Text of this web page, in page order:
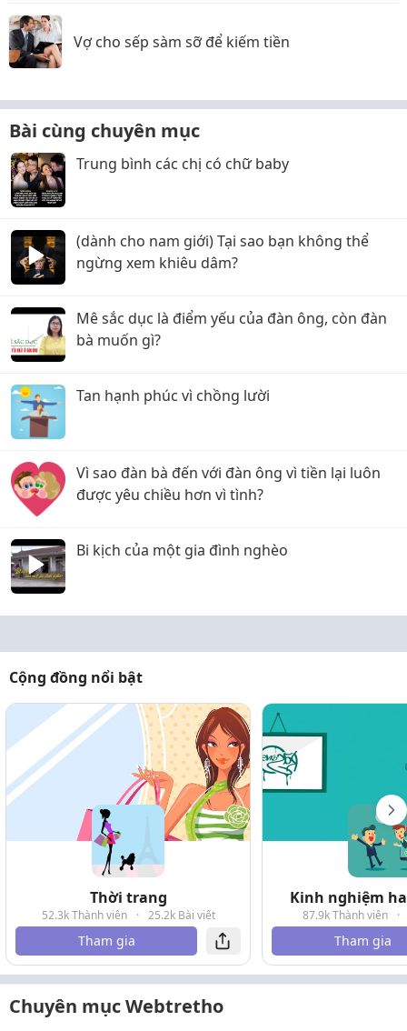
Vợ cho sếp sàm sỡ để kiếm tiền
Bài cùng chuyên mục
Trung bình các chị có chữ baby
(dành cho nam giới) Tại sao bạn không thể
ngừng xem khiêu dâm?
Mê sắc dục là điểm yếu của đàn ông, còn đàn
bà muốn gì?
Tan hạnh phúc vì chồng lười
Vì sao đàn bà đến với đàn ông vì tiền lại luôn
được yêu chiều hơn vì tình?
Bi kịch của một gia đình nghèo
Cộng đồng nổi bật
Thời trang
52.3k Thành viên · 25.2k Bài viết
Tham gia
Kinh nghiệm
87.9k Thành viên ·
Tham gia
Chuyên mục Webtretho